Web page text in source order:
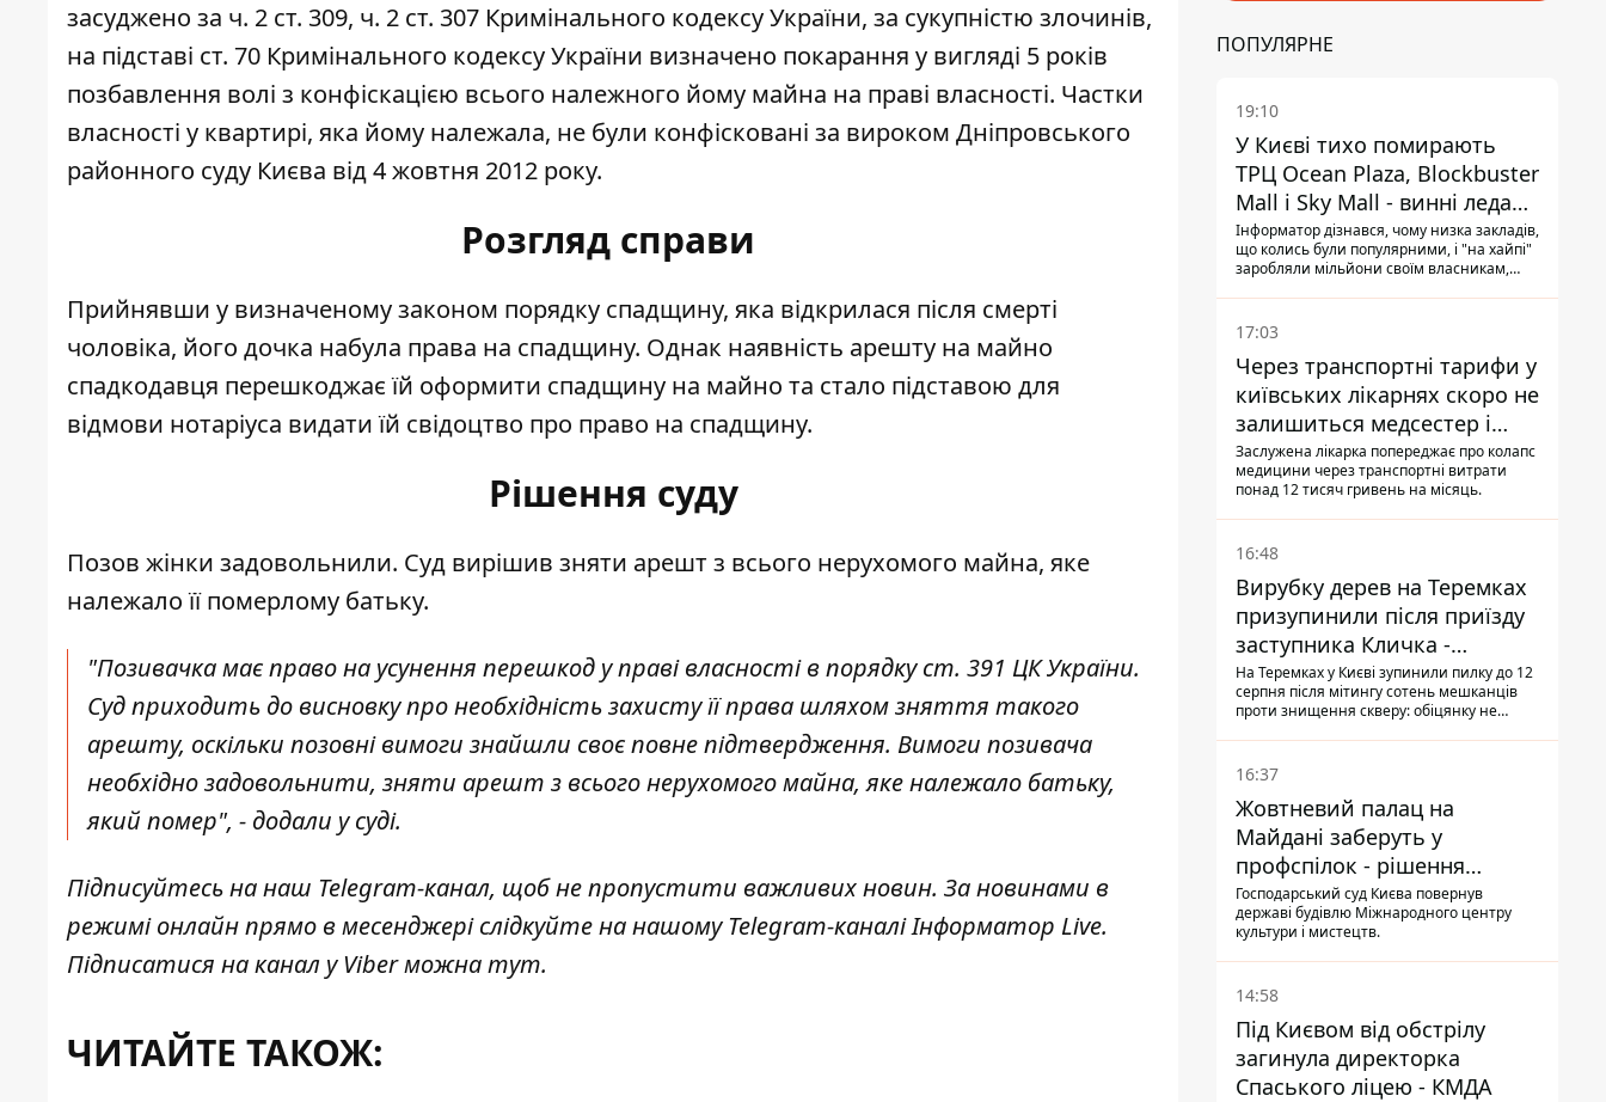
засуджено за ч. 2 ст. 309, ч. 2 ст. 307 Кримінального кодексу України, за сукупністю злочинів,
на підставі ст. 70 Кримінального кодексу України визначено покарання у вигляді 5 років
позбавлення волі з конфіскацією всього належного йому майна на праві власності. Частки
власності у квартирі, яка йому належала, не були конфісковані за вироком Дніпровського
районного суду Києва від 4 жовтня 2012 року.
Розгляд справи
Прийнявши у визначеному законом порядку спадщину, яка відкрилася після смерті
чоловіка, його дочка набула права на спадщину. Однак наявність арешту на майно
спадкодавця перешкоджає їй оформити спадщину на майно та стало підставою для
відмови нотаріуса видати їй свідоцтво про право на спадщину.
Рішення суду
Позов жінки задовольнили. Суд вирішив зняти арешт з всього нерухомого майна, яке
належало її померлому батьку.
"Позивачка має право на усунення перешкод у праві власності в порядку ст. 391 ЦК України.
Суд приходить до висновку про необхідність захисту її права шляхом зняття такого
арешту, оскільки позовні вимоги знайшли своє повне підтвердження. Вимоги позивача
необхідно задовольнити, зняти арешт з всього нерухомого майна, яке належало батьку,
який помер", - додали у суді.
Підписуйтесь на наш Telegram-канал, щоб не пропустити важливих новин. За новинами в
режимі онлайн прямо в месенджері слідкуйте на нашому Telegram-каналіІнформатор Live.
Підписатися на канал у Viber можнатут.
ЧИТАЙТЕ ТАКОЖ:
ПОПУЛЯРНЕ
19:10
У Києві тихо помирають
ТРЦ Ocean Plaza, Blockbuster
Mall і Sky Mall - винні ледачі
менеджери й канібалізм
Інформатор дізнався, чому низка закладів,
що колись були популярними, і "на хайпі"
заробляли мільйони своїм власникам,
галереї виглядають сумно, завішані
плакатиками про знижки "до 70%" і
"остаточний розпродаж"
17:03
Через транспортні тарифи у
київських лікарнях скоро не
залишиться медсестер і
санітарок - професор
Голубовська
Заслужена лікарка попереджає про колапс
медицини через транспортні витрати
понад 12 тисяч гривень на місяць.
16:48
Вирубку дерев на Теремках
призупинили після приїзду
заступника Кличка -
почався діалог
На Теремках у Києві зупинили пилку до 12
серпня після мітингу сотень мешканців
проти знищення скверу: обіцянку не
прибув налагодити комунікацію
16:37
Жовтневий палац на
Майдані заберуть у
профспілок - рішення
Господарського суду
Господарський суд Києва повернув
державі будівлю Міжнародного центру
культури і мистецтв.
14:58
Під Києвом від обстрілу
загинула директорка
Спаського ліцею - КМДА